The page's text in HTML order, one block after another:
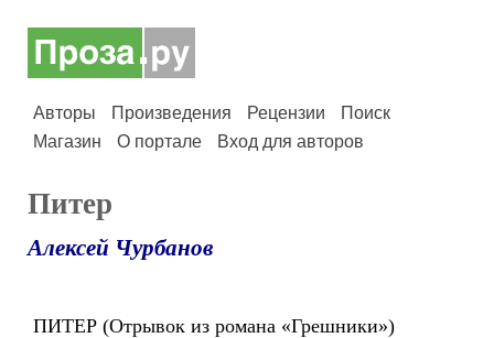
Авторы Произведения Рецензии
Поиск
Магазин
О портале Вход для авторов
Питер
Алексей Чурбанов
ПИТЕР (Отрывок из романа «Грешники»)